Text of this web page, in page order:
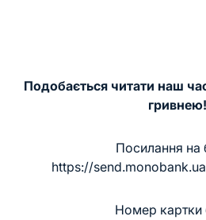
Подобається читати наш
гривнею!
Посилання на
https://
Номер картки